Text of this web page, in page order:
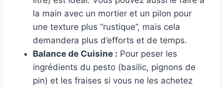
la main avec un mortier et un pilon pour
une texture plus “rustique”, mais cela
demandera plus d’efforts et de temps.
Balance de Cuisine : Pour peser les
ingrédients du pesto (basilic, pignons de
pin) et les fraises si vous ne les achetez